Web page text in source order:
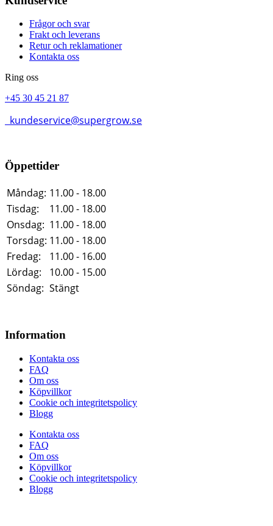
Frågor och svar
Frakt och leverans
Retur och reklamationer
Kontakta oss
Ring oss
+45 30 45 21 87
kundeservice@supergrow.se
Öppettider
Måndag: 11.00 - 18.00
Tisdag:
11.00 - 18.00
Onsdag: 11.00 - 18.00
Torsdag: 11.00 - 18.00
Fredag:
11.00 - 16.00
Lördag:
10.00 - 15.00
Söndag: Stängt
Information
Kontakta oss
FAQ
Om oss
Köpvillkor
Cookie och integritetspolicy
Blogg
Kontakta oss
FAQ
Om oss
Köpvillkor
Cookie och integritetspolicy
Blogg